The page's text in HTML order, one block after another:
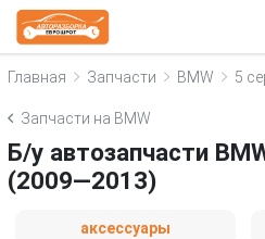
Главная Запчасти BMW 5
Запчасти на BMW
Б/у автозапчасти
(2009—2013)
аксессуары